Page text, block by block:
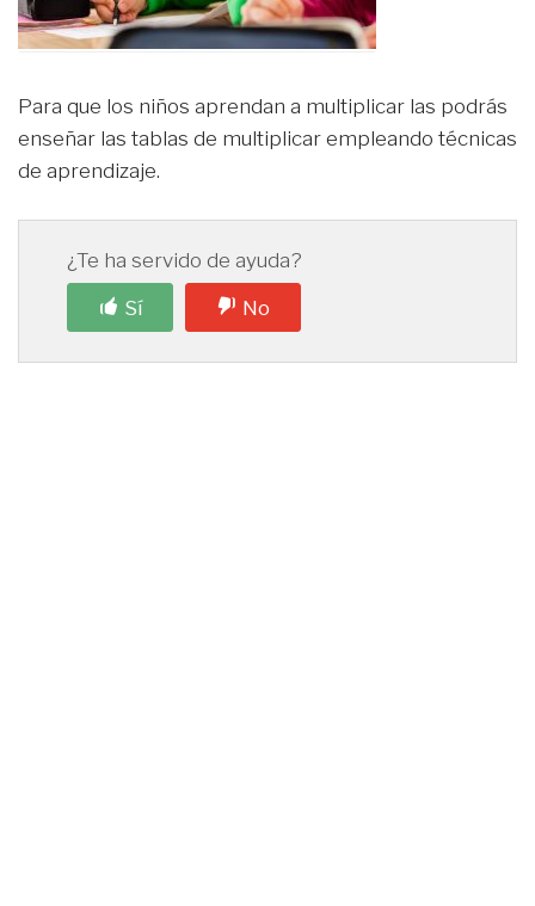
Para que los niños aprendan a multiplicar las podrás
enseñar las tablas de multiplicar empleando técnicas
de aprendizaje.
¿Te ha servido de ayuda?
Sí
No